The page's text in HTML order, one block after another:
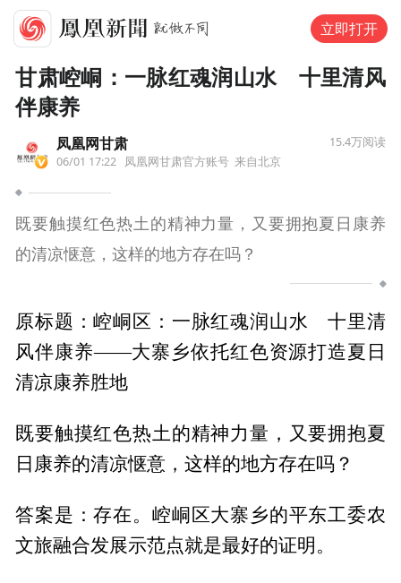
立即打开
甘肃崆峒：一脉红魂润山水 十里清风
伴康养
凤凰网甘肃
06/01 17:22 凤凰网甘肃官方账号 来自北京
15.4万阅读
既要触摸红色热土的精神力量，又要拥抱夏日康养
的清凉惬意，这样的地方存在吗？
原标题：崆峒区：一脉红魂润山水 十里清
风伴康养——大寨乡依托红色资源打造夏日
清凉康养胜地
既要触摸红色热土的精神力量，又要拥抱夏
日康养的清凉惬意，这样的地方存在吗？
答案是：存在。崆峒区大寨乡的平东工委农
文旅融合发展示范点就是最好的证明。